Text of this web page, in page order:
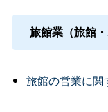
旅館業（旅館
旅館の営業に関